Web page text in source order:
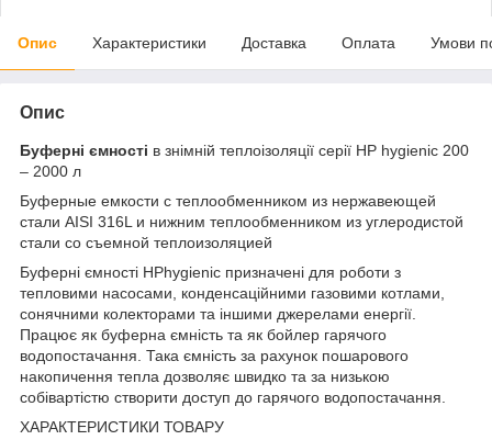
Опис Характеристики Доставка Оплата Умови
Опис
Буферні ємності в знімній теплоізоляції серії HP hygienic 200
– 2000 л
Буферные емкости с теплообменником из нержавеющей
стали AISI 316L и нижним теплообменником из углеродистой
стали со съемной теплоизоляцией
Буферні ємності HPhygienic призначені для роботи з
тепловими насосами, конденсаційними газовими котлами,
сонячними колекторами та іншими джерелами енергії.
Працює як буферна ємність та як бойлер гарячого
водопостачання. Така ємність за рахунок пошарового
накопичення тепла дозволяє швидко та за низькою
собівартістю створити доступ до гарячого водопостачання.
ХАРАКТЕРИСТИКИ ТОВАРУ